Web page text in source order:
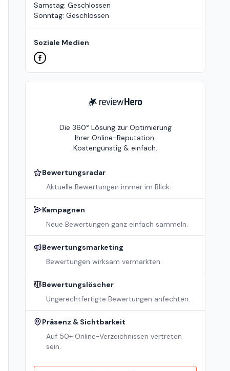
Samstag: Geschlossen
Sonntag: Geschlossen
Soziale Medien
ReviewHero
Die 360° Lösung zur Optimierung
Ihrer Online-Reputation.
Kostengünstig & einfach.
Bewertungsradar
Aktuelle Bewertungen immer im Blick.
Kampagnen
Neue Bewertungen ganz einfach sammeln.
Bewertungsmarketing
Bewertungen wirksam vermarkten.
Bewertungslöscher
Ungerechtfertigte Bewertungen anfechten.
Präsenz & Sichtbarkeit
Auf 50+ Online-Verzeichnissen vertreten
sein.